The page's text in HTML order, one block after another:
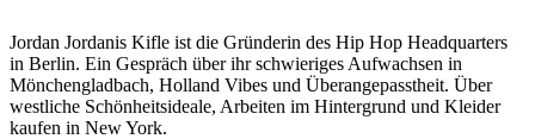
Jordan Jordanis Kifle ist die Gründerin des Hip Hop Headquarters
in Berlin. Ein Gespräch über ihr schwieriges Aufwachsen in
Mönchengladbach, Holland Vibes und Überangepasstheit. Über
westliche Schönheitsideale, Arbeiten im Hintergrund und Kleider
kaufen in New York.